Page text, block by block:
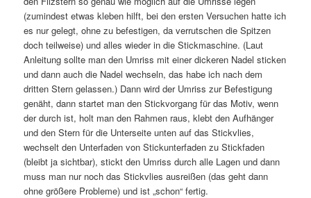
(zumindest etwas kleben hilft, bei den ersten Versuchen hatte ich
es nur gelegt, ohne zu befestigen, da verrutschen die Spitzen
doch teilweise) und alles wieder in die Stickmaschine. (Laut
Anleitung sollte man den Umriss mit einer dickeren Nadel sticken
und dann auch die Nadel wechseln, das habe ich nach dem
dritten Stern gelassen.) Dann wird der Umriss zur Befestigung
genäht, dann startet man den Stickvorgang für das Motiv, wenn
der durch ist, holt man den Rahmen raus, klebt den Aufhänger
und den Stern für die Unterseite unten auf das Stickvlies,
wechselt den Unterfaden von Stickunterfaden zu Stickfaden
(bleibt ja sichtbar), stickt den Umriss durch alle Lagen und dann
muss man nur noch das Stickvlies ausreißen (das geht dann
ohne größere Probleme) und ist „schon“ fertig.